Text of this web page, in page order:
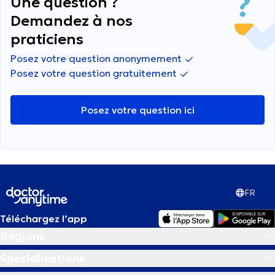
Demandez à nos
praticiens
Posez votre question anonymement
Posez votre question gratuitement
Posez votre question ici
FR
Téléchargez l’app